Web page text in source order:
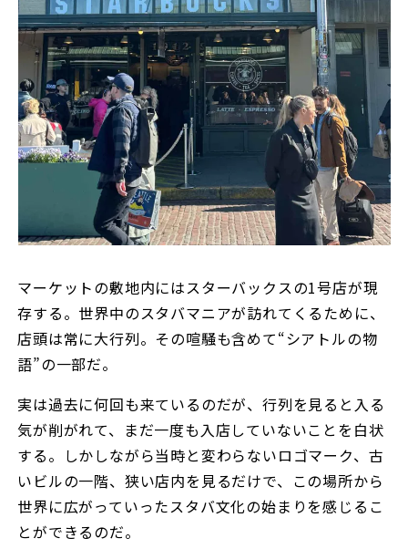
マーケットの敷地内にはスターバックスの1号店が現
存する。世界中のスタバマニアが訪れてくるために、
店頭は常に大行列。その喧騒も含めて“シアトルの物
語”の一部だ。
実は過去に何回も来ているのだが、行列を見ると入る
気が削がれて、まだ一度も入店していないことを白状
する。しかしながら当時と変わらないロゴマーク、古
いビルの一階、狭い店内を見るだけで、この場所から
世界に広がっていったスタバ文化の始まりを感じるこ
とができるのだ。